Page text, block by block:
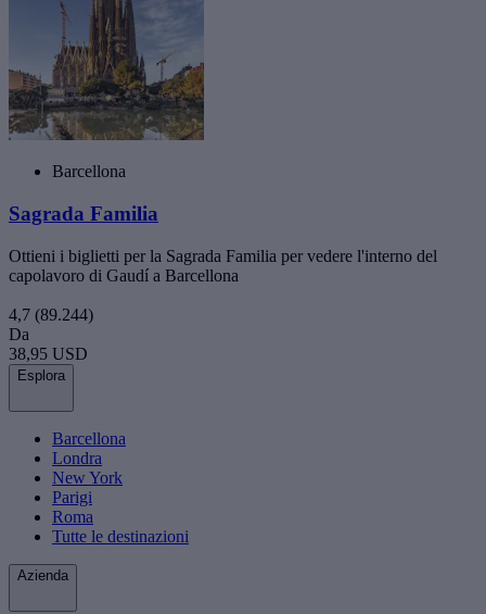
Barcellona
Sagrada Familia
Ottieni i biglietti per la Sagrada Familia per vedere l'interno del
capolavoro di Gaudí a Barcellona
4,7 (89.244)
Da
38,95 USD
Esplora
Barcellona
Londra
New York
Parigi
Roma
Tutte le destinazioni
Azienda